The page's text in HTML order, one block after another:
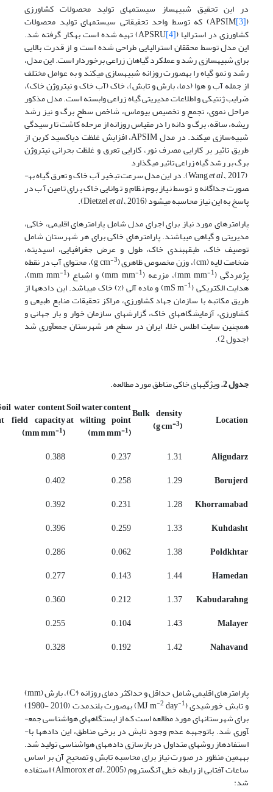
در این تحقیق شبیه­ساز سیستم­های تولید محصولات کشاورزی
(
[3] APSIM) که توسط واحد تحقیقاتی سیستم­های تولید محصولات
کشاورزی در استرالیا (APSRU[4] ) تهیه شده است به­کار گرفته شد.
این مدل توسط محققان استرالیایی طراحی شده است و از قدرت بالایی
برای شبیه­سازی رشد و عملکرد گیاهان زراعی برخوردار است. این مدل،
رشد و نمو گیاه را به­صورت روزانه شبیه­سازی می­کند و به عوامل مختلف
از جمله آب و هوا (دما، بارش و تابش)، خاک (آب خاک و نیتروژن خاک)،
ضرایب ژنتیکی و اطلاعات مدیریتی گیاه زراعی وابسته است. ﻣﺪل مذکور
ﻣﺮاﺣﻞ ﻧﻤﻮی، ﺗﺠﻤﻊ و ﺗﺨﺼﯿﺺ بیوماس، ﺷﺎﺧﺺ ﺳﻄﺢ ﺑﺮگ و ﻧﯿﺰ رﺷﺪ
رﯾﺸﻪ، ﺳﺎﻗﻪ، ﺑﺮگ و داﻧﻪ را در ﻣﻘﯿﺎس روزاﻧﻪ از ﻣﺮﺣﻠﻪ ﮐﺎﺷﺖ ﺗﺎ رﺳﯿﺪﮔﯽ
ﺷﺒﯿﻪ­سازی می­کند. در مدل APSIM، افزایش غلظت دی­اکسید کربن از
طریق تاثیر بر کارایی مصرف نور، کارایی تعرق و غلظت بحرانی نیتروژن
برگ بر رشد گیاه زراعی تاثیر می­گذارد
(Wang
et al., 2017). در این مدل سرعت تبخیر آب خاک و تعرق گیاه به­
صورت جداگانه و توسط نیاز بوم نظام و توانایی خاک برای تامین آب در
پاسخ به این نیاز محاسبه می­شود (Dietzel et al.,2016).
پارامترهای مورد نیاز برای اجرای مدل شامل پارامترهای اقلیمی، خاکی،
مدیریتی و گیاهی می­باشند. پارامترهای خاکی برای هر شهرستان شامل
توصیف خاک، طبقه­بندی خاک، طول و عرض جغرافیایی، اسیدیته،
ضخامت لایه (cm)، وزن مخصوص ظاهری (g cm -3 )، محتوای آب در نقطه
پژمردگی (mm mm-1 )، مزرعه (mm mm-1 ) و اشباع (mm mm-1 )،
هدایت الکتریکی (mS m-1 ) و ماده آلی (%) خاک می­باشد. این داده­ها از
طریق مکاتبه با سازمان جهاد کشاورزی، مراکز تحقیقات منابع طبیعی و
کشاورزی، آزمایشگاه­های خاک، گزارش­های سازمان خوار و بار جهانی و
همچنین سایت اطلس خلاء ایران در سطح هر شهرستان جمع­آوری شد
(جدول 2).
جدول 2 .ویژگی­های خاکی مناطق مورد مطالعه.
Location
Bulk density
(g cm-3)
Soil water content
at wilting point
(mm mm-1)
water content
field capacity
(mm mm-1)
Aligudarz
1.31
0.237
0.388
Borujerd
1.29
0.258
0.402
Khorramabad
1.28
0.231
0.392
Kuhdasht
1.33
0.259
0.396
Poldkhtar
1.38
0.062
0.286
Hamedan
1.44
0.143
0.277
Kabudarahng
1.37
0.212
0.360
Malayer
1.43
0.104
0.255
Nahavand
1.42
0.192
0.328
پارامترهای اقلیمی شامل حداقل و حداکثر دمای روزانه (°C)، بارش (mm)
و تابش خورشیدی (MJ m -2 day-1 ) به­صورت بلندمدت (2010 -1980)
برای شهرستان­های مورد مطالعه است که از ایستگاه­های هواشناسی جمع­
آوری شد. با­توجه­به عدم وجود تابش در برخی مناطق، این داده­ها با­
استفاده­از روش­های متداول در بازسازی داده­های هواشناسی تولید شد.
به­همین منظور در صورت نیاز برای محاسبه تابش و تصحیح آن بر اساس
ساعات آفتابی از رابطه خطی آنگستروم (Almorox et al., 2005) استفاده
شد: